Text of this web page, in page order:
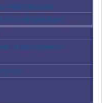
інформацію
на інформацію
та ветеранок